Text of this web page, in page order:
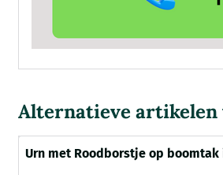
Alternatieve
Urn met Roodborstje op boomtak